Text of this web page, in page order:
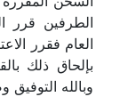
الطرفين قرر
العام فقرر
بإلحاق ذلك
وبالله